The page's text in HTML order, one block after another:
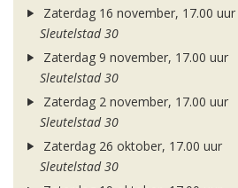
Zaterdag 16 november, 17.00 uur
Sleutelstad 30
Zaterdag 9 november, 17.00 uur
Sleutelstad 30
Zaterdag 2 november, 17.00 uur
Sleutelstad 30
Zaterdag 26 oktober, 17.00 uur
Sleutelstad 30